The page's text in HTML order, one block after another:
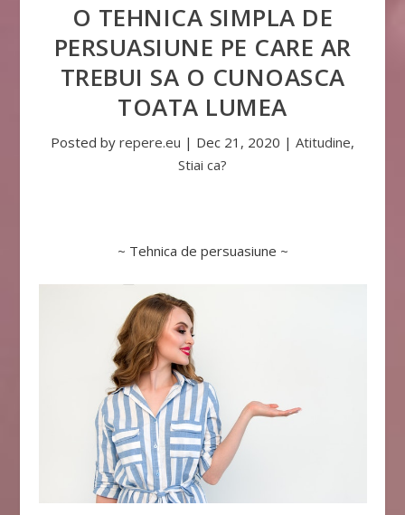
O TEHNICA SIMPLA DE
PERSUASIUNE PE CARE AR
TREBUI SA O CUNOASCA
TOATA LUMEA
Posted by repere.eu | Dec 21, 2020 | Atitudine,
Stiai ca?
~ Tehnica de persuasiune ~